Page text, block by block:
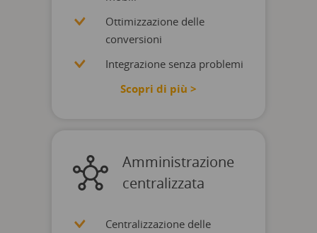
Ottimizzazione delle
conversioni
Integrazione senza problemi
Scopri di più >
Amministrazione
centralizzata
Centralizzazione delle